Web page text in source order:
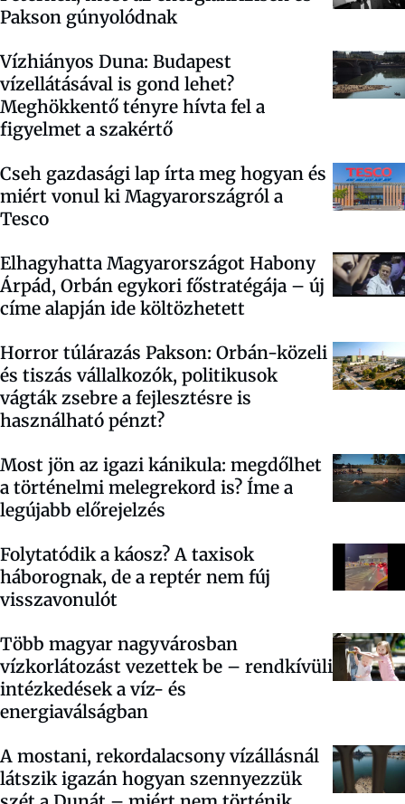
Pakson gúnyolódnak
Vízhiányos Duna: Budapest
vízellátásával is gond lehet?
Meghökkentő tényre hívta fel a
figyelmet a szakértő
Cseh gazdasági lap írta meg hogyan és
miért vonul ki Magyarországról a
Tesco
Elhagyhatta Magyarországot Habony
Árpád, Orbán egykori főstratégája – új
címe alapján ide költözhetett
Horror túlárazás Pakson: Orbán-közeli
és tiszás vállalkozók, politikusok
vágták zsebre a fejlesztésre is
használható pénzt?
Most jön az igazi kánikula: megdőlhet
a történelmi melegrekord is? Íme a
legújabb előrejelzés
Folytatódik a káosz? A taxisok
háborognak, de a reptér nem fúj
visszavonulót
Több magyar nagyvárosban
vízkorlátozást vezettek be – rendkívüli
intézkedések a víz- és
energiaválságban
A mostani, rekordalacsony vízállásnál
látszik igazán hogyan szennyezzük